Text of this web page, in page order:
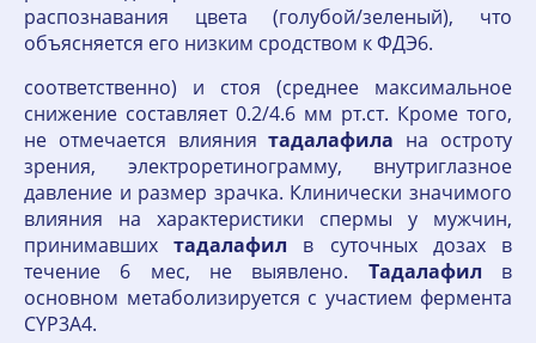
распознавания цвета (голубой/зеленый), что
объясняется его низким сродством к ФДЭ6.
соответственно) и стоя (среднее максимальное
снижение составляет 0.2/4.6 мм рт.ст. Кроме того,
не отмечается влияниятадалафила на остроту
зрения, электроретинограмму, внутриглазное
давление и размер зрачка. Клинически значимого
влияния на характеристики спермы у мужчин,
принимавшихтадалафил в суточных дозах в
течение 6 мес, не выявлено. Тадалафил в
основном метаболизируется с участием фермента
CYP3A4.